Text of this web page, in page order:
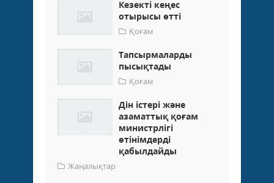
Кезекті кеңес
отырысы өтті
Қоғам
Тапсырмаларды
пысықтады
Қоғам
Дін істері және
азаматтық қоғам
министрлігі
өтінімдерді
қабылдайды
Жаңалықтар